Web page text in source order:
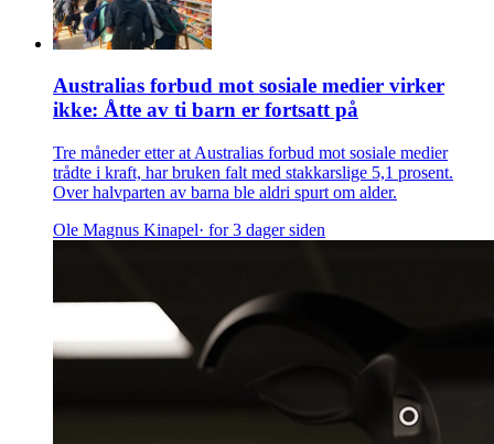
Australias forbud mot sosiale medier virker
ikke: Åtte av ti barn er fortsatt på
Tre måneder etter at Australias forbud mot sosiale medier
trådte i kraft, har bruken falt med stakkarslige 5,1 prosent.
Over halvparten av barna ble aldri spurt om alder.
Ole Magnus Kinapel· for 3 dager siden